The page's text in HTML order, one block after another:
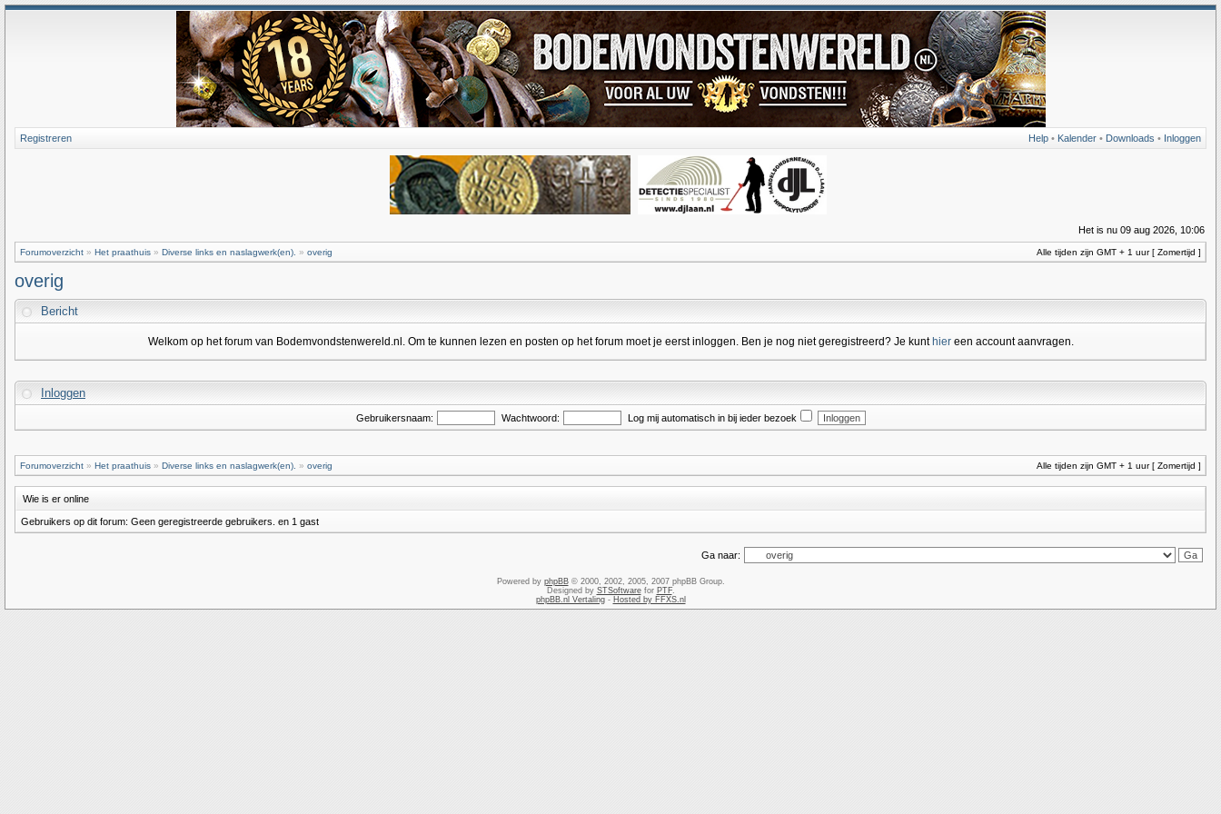
Help • Kalender • Downloads • Inloggen
Registreren
Het is nu 09 aug 2026, 10:06
Forumoverzicht » Het praathuis » Diverse links en naslagwerk(en). » overig Alle tijden zijn GMT + 1 uur [ Zomertijd ]
overig
Bericht
Welkom op het forum van Bodemvondstenwereld.nl. Om te kunnen lezen en posten op het forum moet je eerst inloggen. Ben je nog niet geregistreerd? Je kunt hiereen account aanvragen.
Inloggen
Gebruikersnaam: Wachtwoord: Log mij automatisch in bij ieder bezoek
Forumoverzicht » Het praathuis » Diverse links en naslagwerk(en). » overig Alle tijden zijn GMT + 1 uur [ Zomertijd ]
Wie is er online
Gebruikers op dit forum: Geen geregistreerde gebruikers. en 1 gast
Ga naar:
Powered by phpBB© 2000, 2002, 2005, 2007 phpBB Group.
Designed by STSoftwarefor PTF.
phpBB.nl Vertaling- Hosted by FFXS.nl